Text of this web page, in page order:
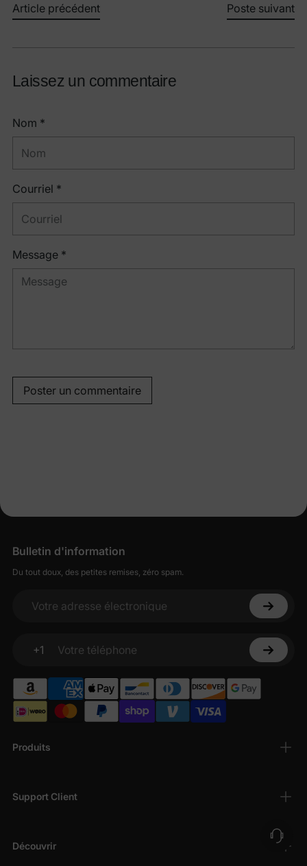
Article précédent Poste suivant
Laissez un commentaire
Nom *
Courriel *
Message *
Poster un commentaire
Produits
Support Client
Découvrir
Bulletin d'information
Du tout doux, des petites remises, zéro spam.
Votre adresse électronique
+1
Votre téléphone